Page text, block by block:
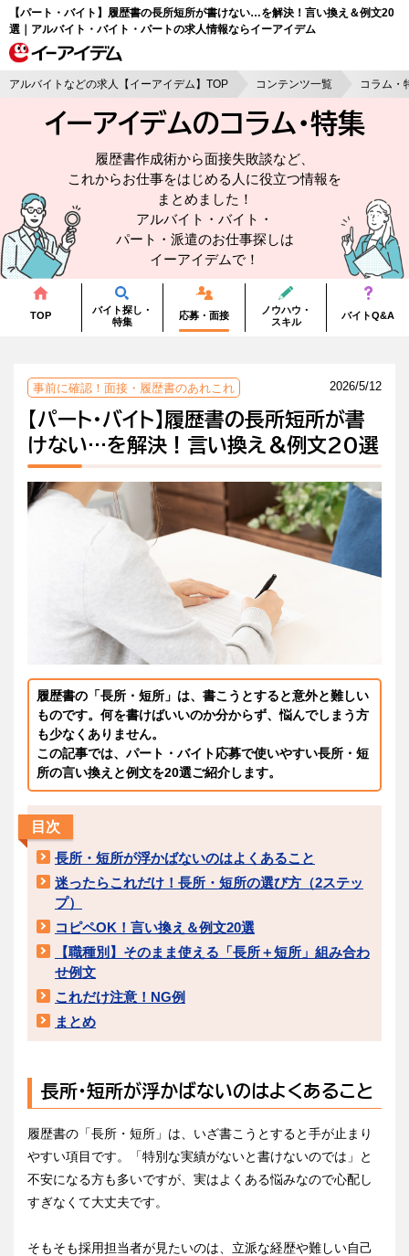
【パート・バイト】履歴書の長所短所が書けない…を解決！言い換え＆例文20
選｜アルバイト・バイト・パートの求人情報ならイーアイデム
アルバイトなどの求人【イーアイデム】TOP コンテンツ一覧 コラム・
イーアイデムのコラム・特集
履歴書作成術から面接失敗談など、
これからお仕事をはじめる人に役立つ情報を
まとめました！
アルバイト・バイト・
パート・派遣のお仕事探しは
イーアイデムで！
TOP
バイト探し・
特集
応募・面接
ノウハウ・
スキル
バイトQ&A
事前に確認！面接・履歴書のあれこれ 2026/5/12
【パート・バイト】履歴書の長所短所が書
けない…を解決！言い換え＆例文20選
履歴書の「長所・短所」は、書こうとすると意外と難しい
ものです。何を書けばいいのか分からず、悩んでしまう方
も少なくありません。
この記事では、パート・バイト応募で使いやすい長所・短
所の言い換えと例文を20選ご紹介します。
目次
長所・短所が浮かばないのはよくあること
迷ったらこれだけ！長所・短所の選び方（2ステッ
プ）
コピペOK！言い換え＆例文20選
【職種別】そのまま使える「長所＋短所」組み合わ
せ例文
これだけ注意！NG例
まとめ
長所・短所が浮かばないのはよくあること
履歴書の「長所・短所」は、いざ書こうとすると手が止まり
やすい項目です。「特別な実績がないと書けないのでは」と
不安になる方も多いですが、実はよくある悩みなので心配し
すぎなくて大丈夫です。
そもそも採用担当者が見たいのは、立派な経歴や難しい自己